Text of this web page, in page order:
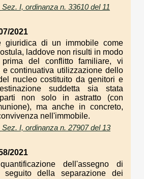
I, ordinanza n. 33610 del 11
2021
giuridica di un immobile come
laddove non risulti in modo
prima del conflitto familiare, vi
continuativa utilizzazione dello
nucleo costituito da genitori e
suddetta sia stata
non solo in astratto (con
ma anche in concreto,
nell'immobile.
I, ordinanza n. 27907 del 13
2021
dell'assegno di
seguito della separazione dei